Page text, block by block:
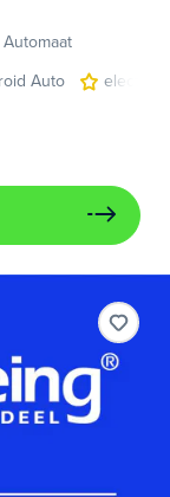
Automaat
Auto